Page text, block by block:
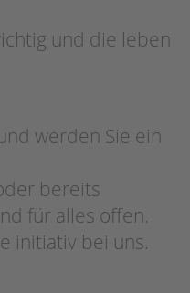
und die leben
werden Sie ein
bereits
für alles offen.
initiativ bei uns.